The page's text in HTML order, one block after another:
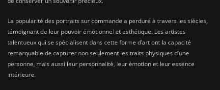
La popularité des portraits sur commande a perduré à travers les siècles,
témoignant de leur pouvoir émotionnel et esthétique. Les artistes
talentueux qui se spécialisent dans cette forme d’art ont la capacité
remarquable de capturer non seulement les traits physiques d’une
personne, mais aussi leur personnalité, leur émotion et leur essence
intérieure.